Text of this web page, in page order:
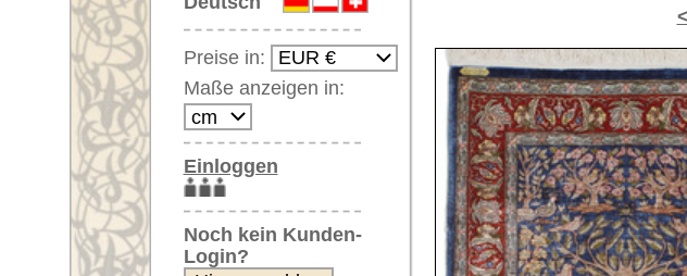
Noch kein Kunden-
Login?
Ihr Warenkorb:
Ihr Warenkorb ist leer.
Artikelnummer:
Moderne Teppiche
Orientteppiche
Unifarben/ungemustert